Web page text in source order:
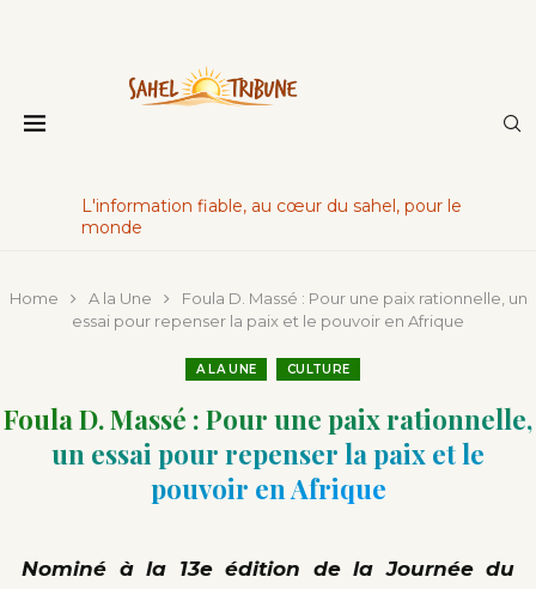
L'information fiable, au cœur du sahel, pour le
monde
Home A la Une
Foula D. Massé : Pour une paix rationnelle, un
essai pour repenser la paix et le pouvoir en Afrique
A LA UNE CULTURE
Foula D. Massé : Pour une paix rationnelle,
un essai pour repenser la paix et le
pouvoir en Afrique
Nominé à la 13e édition de la Journée du